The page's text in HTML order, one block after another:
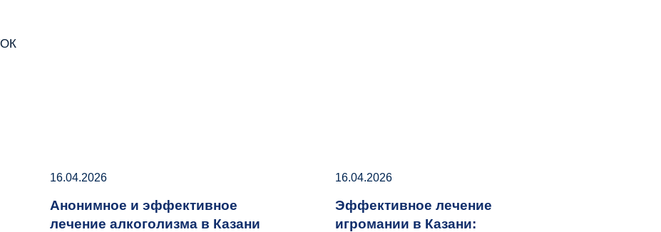
16.04.2026
Анонимное и эффективное
лечение алкоголизма в Казани
16.04.2026
Эффективное лечение
игромании в Казани: